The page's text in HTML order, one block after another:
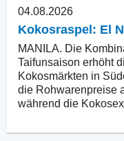
04.08.2026
Kokosraspel: El
MANILA. Die
Taifunsaison erhöht
Kokosmärkten in
die Rohwarenpreise
während die